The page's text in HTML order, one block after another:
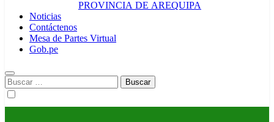
PROVINCIA DE AREQUIPA
Noticias
Contáctenos
Mesa de Partes Virtual
Gob.pe
Buscar: